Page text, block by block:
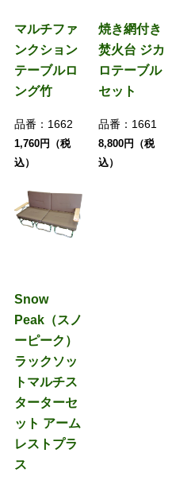
マルチファ
ンクション
テーブルロ
ング竹
品番： 1662
1,760円（税
込）
焼き網付き
焚火台 ジカ
ロテーブル
セット
品番： 1661
8,800円（税
込）
Snow
Peak（スノ
ーピーク）
ラックソッ
トマルチス
ターターセ
ット アーム
レストプラ
ス